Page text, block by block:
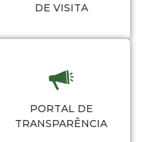
DE VISITA
PORTAL DE
TRANSPARÊNCIA